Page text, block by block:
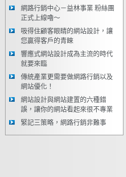
網路行銷中心－益林事業 粉絲團
正式上線嚕～
吸得住顧客眼睛的網站設計，讓
您贏得客戶的青睞
響應式網站設計成為主流的時代
就要來臨
傳統產業更需要做網路行銷以及
網站優化！
網站設計與網站建置的六種錯
誤，讓你的網站看起來很不專業
緊記三策略，網路行銷非難事